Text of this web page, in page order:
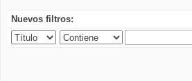
Nuevos filtros: